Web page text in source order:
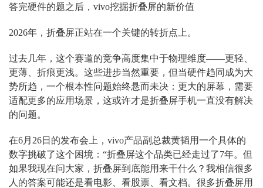
答完硬件的题之后，vivo挖掘折叠屏的新价值
2026年，折叠屏正站在一个关键的转折点上。
过去几年，这个赛道的竞争高度集中于物理维度——更轻、
更薄、折痕更浅。这些进步当然重要，但当硬件趋同成为大
势所趋，一个根本性问题始终悬而未决：更大的屏幕，需要
适配更多的应用场景，这或许才是折叠屏手机一直没有解决
的问题。
在6月26日的发布会上，vivo产品副总裁黄韬用一个具体的
数字挑破了这个困境：“折叠屏这个品类已经走过了7年。但
如果我现在问大家，折叠屏到底能用来干什么？我相信很多
人的答案可能还是看电影、看股票、看文档。很多折叠屏用